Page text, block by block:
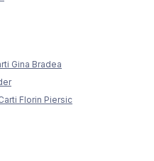
Gina Bradea
Florin Piersic